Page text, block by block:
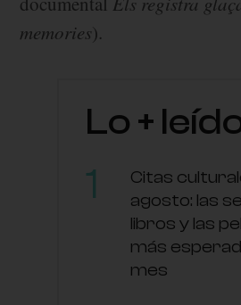
memories).
Lo +
Citas
agosto: las
libros y las
más
mes